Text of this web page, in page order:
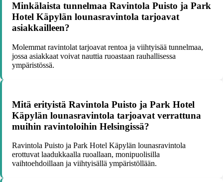
Minkälaista tunnelmaa Ravintola Puisto ja Park
Hotel Käpylän lounasravintola tarjoavat
asiakkailleen?
Molemmat ravintolat tarjoavat rentoa ja viihtyisää tunnelmaa,
jossa asiakkaat voivat nauttia ruoastaan rauhallisessa
ympäristössä.
Mitä erityistä Ravintola Puisto ja Park Hotel
Käpylän lounasravintola tarjoavat verrattuna
muihin ravintoloihin Helsingissä?
Ravintola Puisto ja Park Hotel Käpylän lounasravintola
erottuvat laadukkaalla ruoallaan, monipuolisilla
vaihtoehdoillaan ja viihtyisällä ympäristöllään.